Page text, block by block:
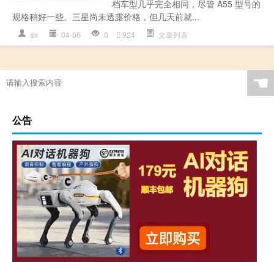
档车型几乎完全相同，尽管 A55 型号的
规格稍好一些。三星尚未透露价格，但几天前就...
sx 04-06 0 924 文章列表
☚
公告